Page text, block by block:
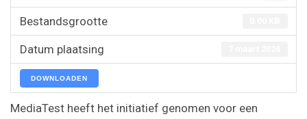
Bestandsgrootte
Datum plaatsing
DOWNLOADEN
MediaTest heeft het initiatief genomen voor een